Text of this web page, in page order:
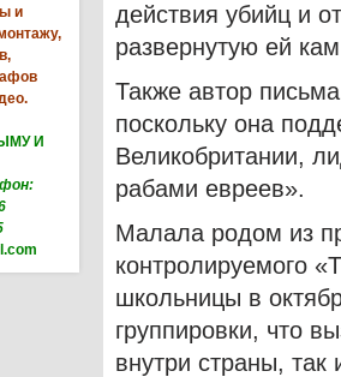
и
И
действия убийц и
развернутую ей
Также автор
поскольку она
Великобритании,
рабами евреев».
Малала родом из
контролируемого
школьницы в
группировки, что
внутри страны,